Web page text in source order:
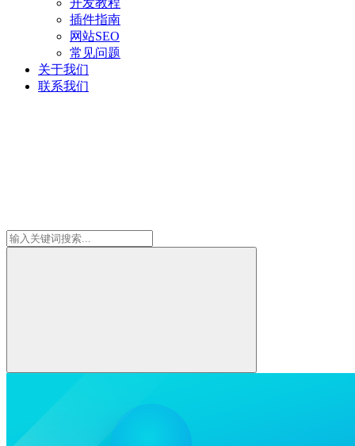
开发教程
插件指南
网站SEO
常见问题
关于我们
联系我们